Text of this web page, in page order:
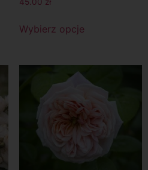
Wybierz opcje